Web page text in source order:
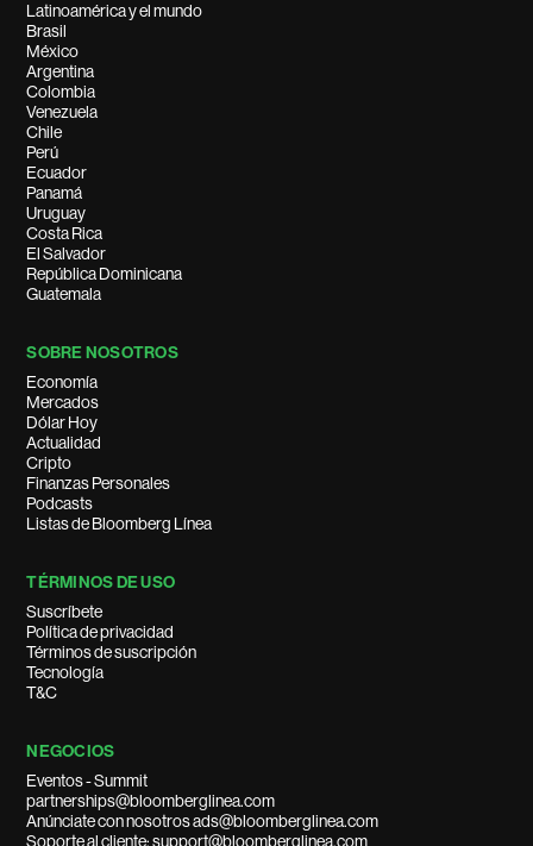
Latinoamérica y el mundo
Brasil
México
Argentina
Colombia
Venezuela
Chile
Perú
Ecuador
Panamá
Uruguay
Costa Rica
El Salvador
República Dominicana
Guatemala
SOBRE NOSOTROS
Economía
Mercados
Dólar Hoy
Actualidad
Cripto
Finanzas Personales
Podcasts
Listas de Bloomberg Línea
TÉRMINOS DE USO
Suscríbete
Política de privacidad
Términos de suscripción
Tecnología
T&C
NEGOCIOS
Eventos - Summit
partnerships@bloomberglinea.com
Anúnciate con nosotros ads@bloomberglinea.com
Soporte al cliente: support@bloomberglinea.com